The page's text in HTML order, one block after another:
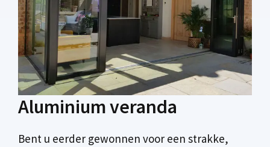
Aluminium veranda
Bent u eerder gewonnen voor een strakke,